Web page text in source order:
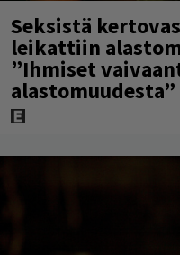
Seksistä
leikattiin
”Ihmiset
alastomuudesta”